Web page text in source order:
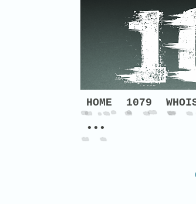
HOME 1079
•••